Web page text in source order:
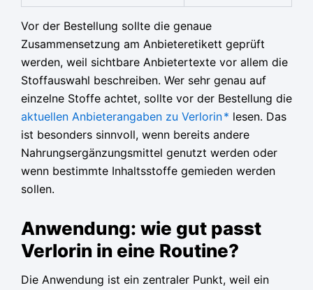
Vor der Bestellung sollte die genaue
Zusammensetzung am Anbieteretikett geprüft
werden, weil sichtbare Anbietertexte vor allem die
Stoffauswahl beschreiben. Wer sehr genau auf
einzelne Stoffe achtet, sollte vor der Bestellung die
aktuellen Anbieterangaben zu Verlorin* lesen. Das
ist besonders sinnvoll, wenn bereits andere
Nahrungsergänzungsmittel genutzt werden oder
wenn bestimmte Inhaltsstoffe gemieden werden
sollen.
Anwendung: wie gut passt
Verlorin in eine Routine?
Die Anwendung ist ein zentraler Punkt, weil ein